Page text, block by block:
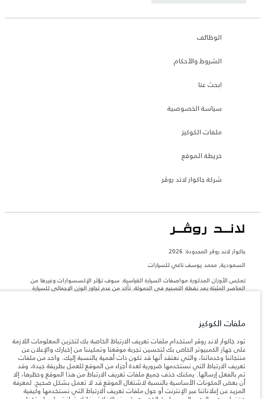
الوظائف
الشروط والأحكام
ابحث عنا
سياسة الخصوصية
ملفات الكوكيز
خريطة الموقع
شركة جاكوار لاند روڤر
جاكوار لاند روڨر المحدودة: 2026
السعودية, محمد يوسف ناغي للسيارات
تعكس الأوزان المذكورة مواصفات السيارة القياسية. سوف تؤثر الإكسسوارات وغيرها من
العناصر المثبتة بعد نقطة التصنيع في الحمولة. تأكد من عدم تجاوز الوزن الإجمالي للسيارة
المعلومات والمواصفات والأسعار والألوان المذكورة على هذا الموقع قد تختلف من بلد إلى
آخر، كما أنّها قد تتغير بدون إشعار مسبق. الرجاء التواصل مع وكيلنا المحلي للتأكد من توفّرها
والتحقق من الأسعار.
ملاحظة مهمة حول الصور والمواصفات.إن النقص العالمي في أشباه الموصلات يؤثر حاليًا
في مواصفات تصميم السيارات وتوفر الخيارات وتوقيتات التصاميم. هذا ظرف ديناميكي
للغاية، ونتيجة لذلك، قد لا تمثّل الصور المستخدَمة ضمن موقع الويب حاليًا المواصفات الحالية
بالكامل بالنسبة إلى الميزات والخيارات والحلية ومجموعات الألوان. يرجى استشارة وكيلك الذي
سيتمكّن من تأكيد أي تقييدات حالية معك للسماح لك باتخاذ قرار مدروس
ملفات الكوكيز
تود جاكوار لاند روڤر استخدام ملفات تعريف الارتباط الخاصة بك لتخزين المعلومات اللازمة
على جهاز الكمبيوتر الخاص بك لتحسين تجربة موقعنا وتمكيننا من إخبارك والإعلان عن
منتجاتنا وخدماتنا، والتي نعتقد أنها قد تكون ذات أهمية بالنسبة إليك. واحد من ملفات
تعريف الارتباط التي نستخدمها ضرورية لعدة أجزاء من الموقع للعمل بطريقة جيدة، وقد
تم بالفعل إرسالها. يمكنك حذف جميع ملفات تعريف الارتباط من هذا الموقع وحظرها، إلا
أن بعض المكونات الأساسية بالنسبة لاشتغال الموقع قد لا تعمل بشكل صحيح. لمعرفة
المزيد عن إعلاناتنا عبر الإنترنت أو حول ملفات تعريف الارتباط التي نستخدمها وكيفية